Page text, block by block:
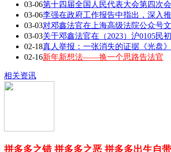
03-06第十四届全国人民代表大会第四次
03-06李强在政府工作报告中指出，深入
03-03对邓鑫法官在上海高级法院公众号
03-03关于邓鑫法官在（2023）沪0105民
02-18真人举报：一张消失的证据《光盘
02-16新年新想法——换一个思路告法官
相关资讯
拼多多之错 拼多多之恶 拼多多出生自